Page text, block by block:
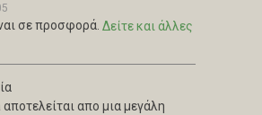
σε προσφορά. Δείτε και άλλες
απο μια μεγάλη